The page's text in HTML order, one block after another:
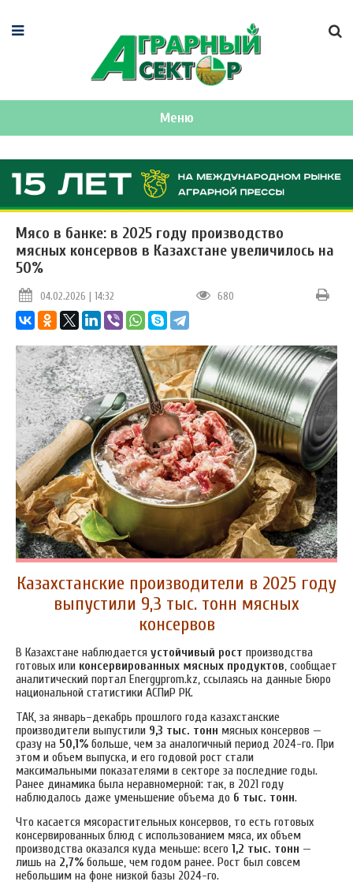
Меню
Мясо в банке: в 2025 году производство
мясных консервов в Казахстане увеличилось на
50%
04.02.2026 | 14:32 680
Казахстанские производители в 2025 году
выпустили 9,3 тыс. тонн мясных
консервов
В Казахстане наблюдается устойчивый рост производства
готовых или консервированных мясных продуктов, сообщает
аналитический портал Energyprom.kz, ссылаясь на данные Бюро
национальной статистики АСПиР РК.
ТАК, за январь–декабрь прошлого года казахстанские
производители выпустили 9,3 тыс. тонн мясных консервов —
сразу на 50,1% больше, чем за аналогичный период 2024-го. При
этом и объем выпуска, и его годовой рост стали
максимальными показателями в секторе за последние годы.
Ранее динамика была неравномерной: так, в 2021 году
наблюдалось даже уменьшение объема до 6 тыс. тонн.
Что касается мясорастительных консервов, то есть готовых
консервированных блюд с использованием мяса, их объем
производства оказался куда меньше: всего 1,2 тыс. тонн —
лишь на 2,7% больше, чем годом ранее. Рост был совсем
небольшим на фоне низкой базы 2024-го.